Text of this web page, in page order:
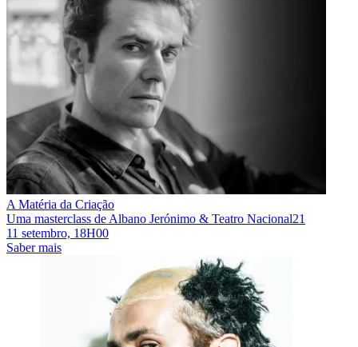
A Matéria da Criação
Uma masterclass de Albano Jerónimo & Teatro Nacional21
11 setembro, 18H00
Saber mais